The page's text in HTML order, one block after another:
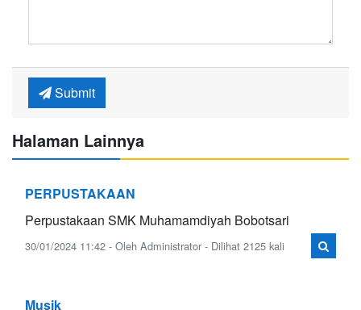
Submit
Halaman Lainnya
PERPUSTAKAAN
Perpustakaan SMK Muhamamdiyah Bobotsari
30/01/2024 11:42 - Oleh Administrator - Dilihat 2125 kali
Musik